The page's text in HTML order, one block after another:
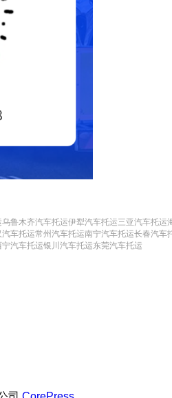
乌鲁木齐汽车托运伊犁汽车托运三亚汽车托运
汽车托运常州汽车托运南宁汽车托运长春汽车
宁汽车托运银川汽车托运东莞汽车托运